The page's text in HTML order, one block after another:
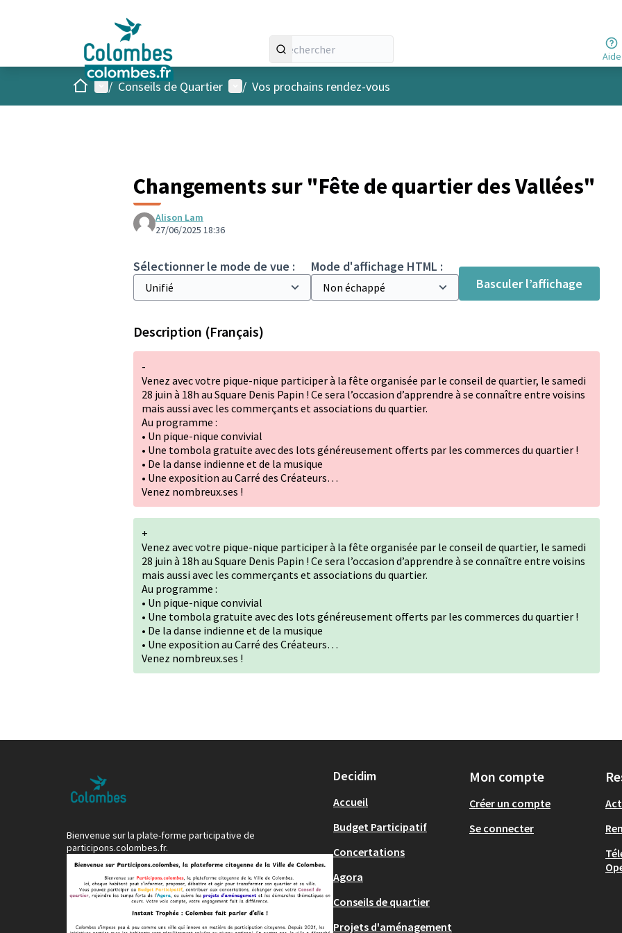
Aide
AccueilMenu principal
/ Conseils de Quartier Menu utilisateur
/ Vos prochains rendez-vous
Changements sur "Fête de quartier des Vallées"
Alison Lam
27/06/2025 18:36
Sélectionner le mode de vue :
Mode d'affichage HTML :
Basculer l’affichage
Description (Français)
-
Venez avec votre pique-nique participer à la fête organisée par le conseil de quartier, le samedi
28 juin à 18h au Square Denis Papin ! Ce sera l’occasion d’apprendre à se connaître entre voisins
mais aussi avec les commerçants et associations du quartier.
Au programme :
• Un pique-nique convivial
• Une tombola gratuite avec des lots généreusement offerts par les commerces du quartier !
• De la danse indienne et de la musique
• Une exposition au Carré des Créateurs…
Venez nombreux.ses !
+
Venez avec votre pique-nique participer à la fête organisée par le conseil de quartier, le samedi
28 juin à 18h au Square Denis Papin ! Ce sera l’occasion d’apprendre à se connaître entre voisins
mais aussi avec les commerçants et associations du quartier.
Au programme :
• Un pique-nique convivial
• Une tombola gratuite avec des lots généreusement offerts par les commerces du quartier !
• De la danse indienne et de la musique
• Une exposition au Carré des Créateurs…
Venez nombreux.ses !
Bienvenue sur la plate-forme participative de
participons.colombes.fr.
Decidim
Accueil
Budget Participatif
Concertations
Agora
Conseils de quartier
Projets d'aménagement
Mon compte
Créer un compte
Se connecter